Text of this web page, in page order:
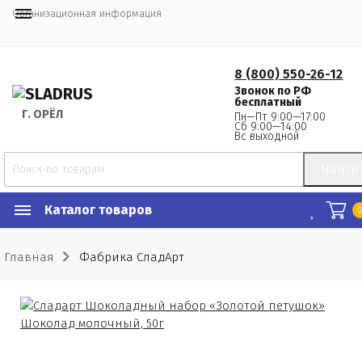
Организационная информация
Г. ОРЁЛ
8 (800) 550-26-12
Звонок по РФ
бесплатный
Пн—Пт 9:00—17:00
Сб 9:00—14:00
Вс выходной
Каталог товаров
Главная Фабрика СладАрт